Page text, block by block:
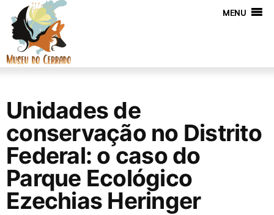
MENU
Unidades de
conservação no Distrito
Federal: o caso do
Parque Ecológico
Ezechias Heringer